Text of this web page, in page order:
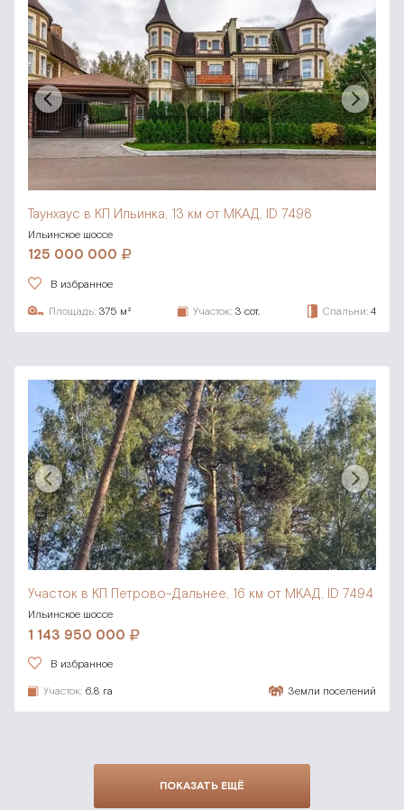
Таунхаус в КП Ильинка, 13 км от МКАД, ID 7498
Ильинское шоссе
125 000 000
В избранное
Площадь: 375 м² Участок: 3 сот. Спальни: 4
Участок в КП Петрово-Дальнее, 16 км от МКАД, ID 7494
Ильинское шоссе
1 143 950 000
В избранное
Участок: 6.8 га Земли поселений
ПОКАЗАТЬ ЕЩЁ